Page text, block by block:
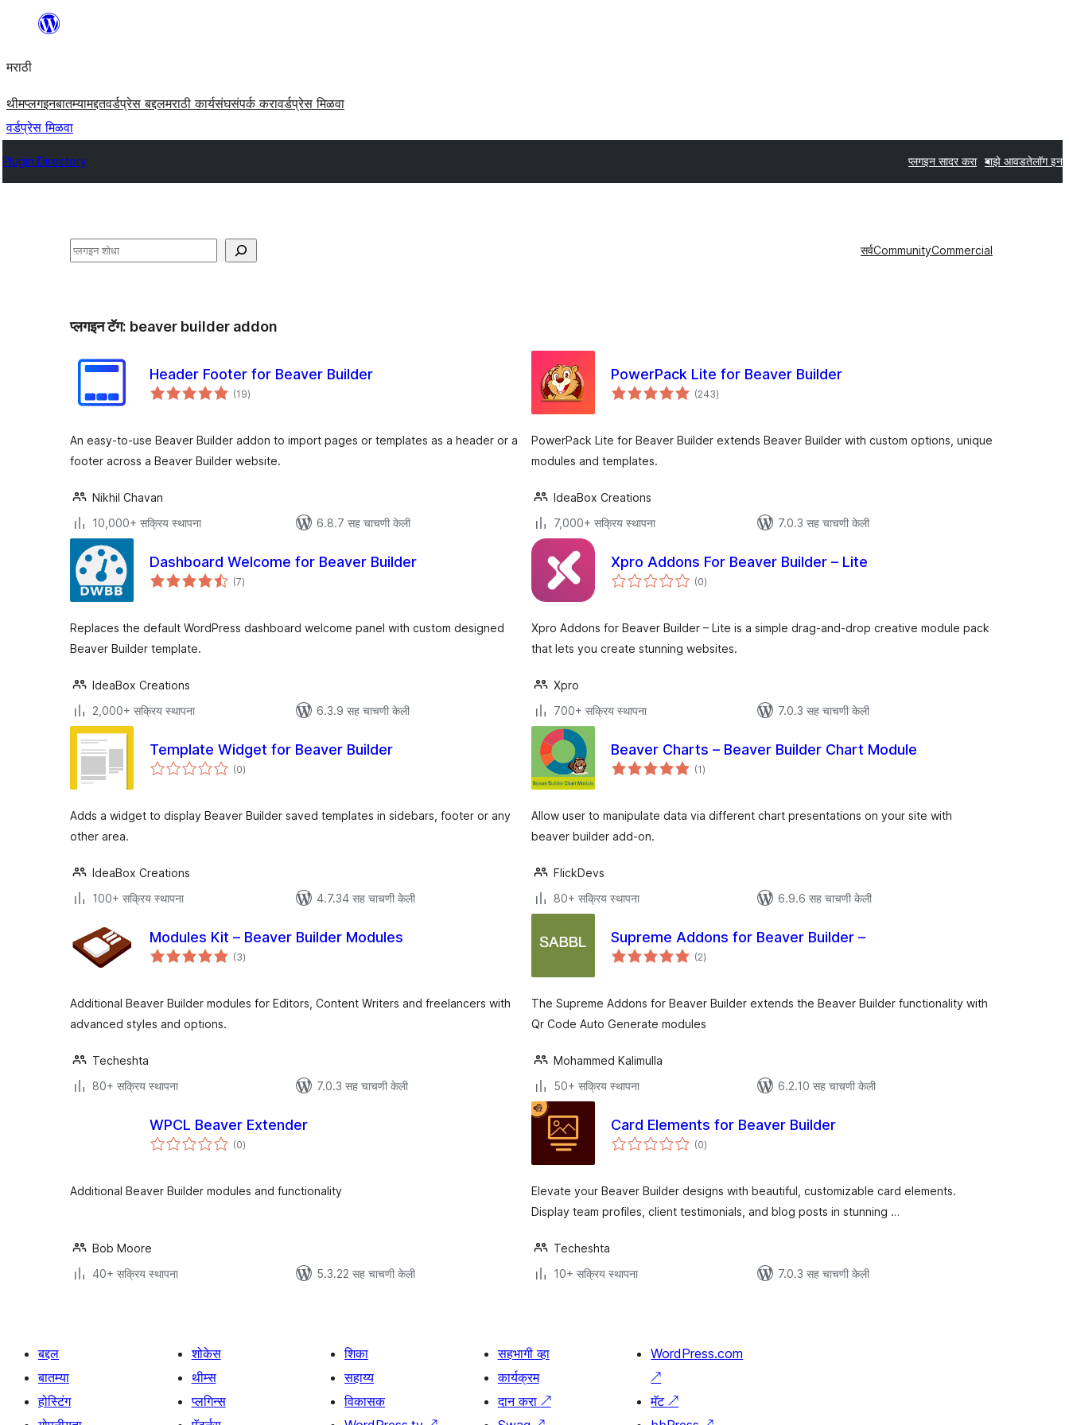
सामुग्रीवर
मराठी
थीमप्लगइनबातम्यामद्दतवर्डप्रेस बद्दलमराठी कार्यसंघसंपर्क करावर्डप्रेस मिळवा
वर्डप्रेस मिळवा
Plugin Directory प्लगइन सादर करा माझे आवडतेलॉग इन
शोधा सर्वCommunityCommercial
प्लगइन टॅग: beaver builder addon
Header Footer for Beaver Builder
(19एकूण
मूल्यांकन
)
An easy-to-use Beaver Builder addon to import pages or templates as a header or a
footer across a Beaver Builder website.
Nikhil Chavan
10,000+ सक्रिय स्थापना
6.8.7 सह चाचणी केली
PowerPack Lite for Beaver Builder
(243एकूण
मूल्यांकन
)
PowerPack Lite for Beaver Builder extends Beaver Builder with custom options, unique
modules and templates.
IdeaBox Creations
7,000+ सक्रिय स्थापना
7.0.3 सह चाचणी केली
Dashboard Welcome for Beaver Builder
(7एकूण
मूल्यांकन
)
Replaces the default WordPress dashboard welcome panel with custom designed
Beaver Builder template.
IdeaBox Creations
2,000+ सक्रिय स्थापना
6.3.9 सह चाचणी केली
Xpro Addons For Beaver Builder – Lite
(0एकूण
मूल्यांकन
)
Xpro Addons for Beaver Builder – Lite is a simple drag-and-drop creative module pack
that lets you create stunning websites.
Xpro
700+ सक्रिय स्थापना
7.0.3 सह चाचणी केली
Template Widget for Beaver Builder
(0एकूण
मूल्यांकन
)
Adds a widget to display Beaver Builder saved templates in sidebars, footer or any
other area.
IdeaBox Creations
100+ सक्रिय स्थापना
4.7.34 सह चाचणी केली
Beaver Charts – Beaver Builder Chart Module
(1एकूण
मूल्यांकन
)
Allow user to manipulate data via different chart presentations on your site with
beaver builder add-on.
FlickDevs
80+ सक्रिय स्थापना
6.9.6 सह चाचणी केली
Modules Kit – Beaver Builder Modules
(3एकूण
मूल्यांकन
)
Additional Beaver Builder modules for Editors, Content Writers and freelancers with
advanced styles and options.
Techeshta
80+ सक्रिय स्थापना
7.0.3 सह चाचणी केली
Supreme Addons for Beaver Builder –
(2एकूण
मूल्यांकन
)
The Supreme Addons for Beaver Builder extends the Beaver Builder functionality with
Qr Code Auto Generate modules
Mohammed Kalimulla
50+ सक्रिय स्थापना
6.2.10 सह चाचणी केली
WPCL Beaver Extender
(0एकूण
मूल्यांकन
)
Additional Beaver Builder modules and functionality
Bob Moore
40+ सक्रिय स्थापना
5.3.22 सह चाचणी केली
Card Elements for Beaver Builder
(0एकूण
मूल्यांकन
)
Elevate your Beaver Builder designs with beautiful, customizable card elements.
Display team profiles, client testimonials, and blog posts in stunning …
Techeshta
10+ सक्रिय स्थापना
7.0.3 सह चाचणी केली
बद्दल
बातम्या
होस्टिंग
शोकेस
थीम्स
प्लगिन्स
शिका
सहाय्य
विकासक
सहभागी व्हा
कार्यक्रम
दान करा ↗
WordPress.com
↗
मॅट↗